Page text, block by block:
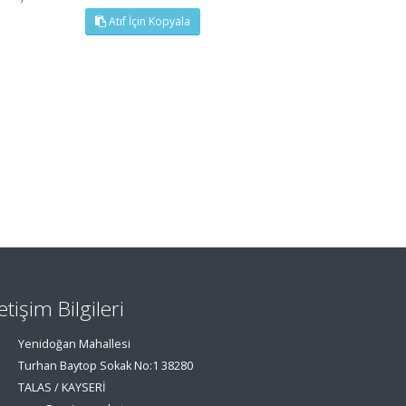
Atıf İçin Kopyala
Bilgileri
Yenidoğan Mahallesi
Turhan Baytop Sokak No:1 38280
TALAS / KAYSERİ